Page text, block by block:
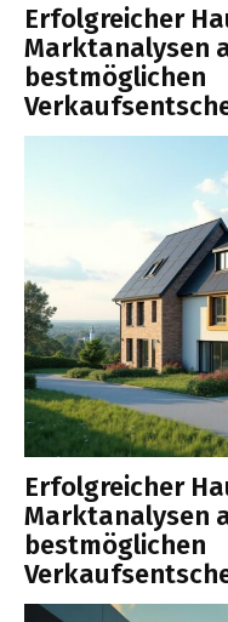
Erfolgreicher
Marktanalysen
bestmöglichen
Erfolgreicher
Marktanalysen
bestmöglichen